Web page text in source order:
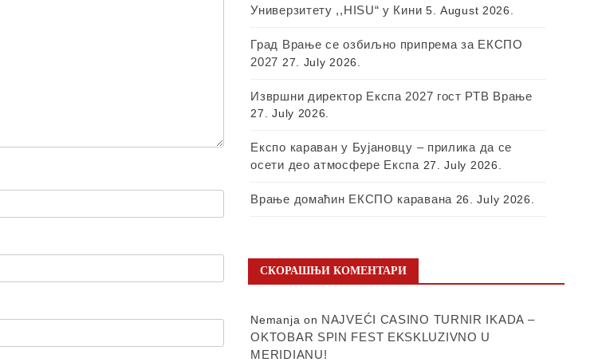
Универзитету ,,HISU“ у Кини 5. August 2026.
Град Врање се озбиљно припрема за ЕКСПО
2027 27. July 2026.
Извршни директор Експа 2027 гост РТВ Врање
27. July 2026.
Експо караван у Бујановцу – прилика да се
осети део атмосфере Експа 27. July 2026.
Врање домаћин ЕКСПО каравана 26. July 2026.
СКОРАШЊИ КОМЕНТАРИ
Nemanja on NAJVEĆI CASINO TURNIR IKADA –
OKTOBAR SPIN FEST EKSKLUZIVNO U
MERIDIANU!